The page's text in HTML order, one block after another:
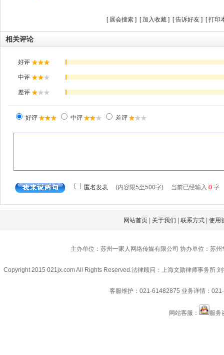
[ 展会搜索 ] [加入收藏 ] [告诉好友 ] [打印
相关评论
网站首页 | 关于我们 |联系方式 |使用
主办单位：苏州一家人网络传媒有限公司 协办单位：苏
Copyright 2015 021jx.com All Rights Reserved.法律顾问：上海文勋律师事务所
客服维护：021-61482875 业务详情：
网站客服： 服务